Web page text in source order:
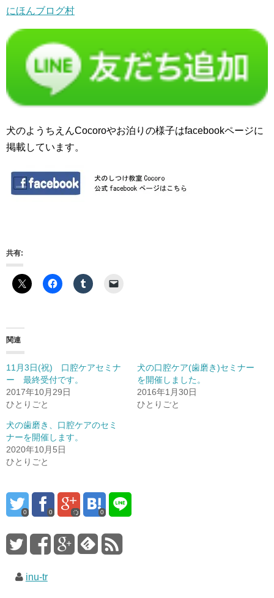
にほんブログ村
犬のようちえんCocoroやお泊りの様子はfacebookページに
掲載しています。
共有:
関連
11月3日(祝) 口腔ケアセミナ
ー 最終受付です。
2017年10月29日
ひとりごと
犬の口腔ケア(歯磨き)セミナー
を開催しました。
2016年1月30日
ひとりごと
犬の歯磨き、口腔ケアのセミ
ナーを開催します。
2020年10月5日
ひとりごと
0 0 0
inu-tr